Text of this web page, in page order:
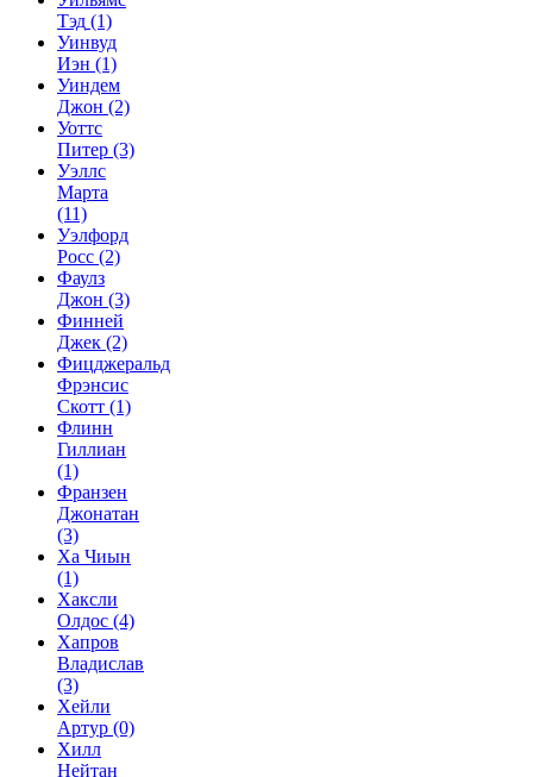
Тэд (1)
Уинвуд
Иэн (1)
Уиндем
Джон (2)
Уоттс
Питер (3)
Уэллс
Марта
(11)
Уэлфорд
Росс (2)
Фаулз
Джон (3)
Финней
Джек (2)
Фицджеральд
Фрэнсис
Скотт (1)
Флинн
Гиллиан
(1)
Франзен
Джонатан
(3)
Ха Чиын
(1)
Хаксли
Олдос (4)
Хапров
Владислав
(3)
Хейли
Артур (0)
Хилл
Нейтан